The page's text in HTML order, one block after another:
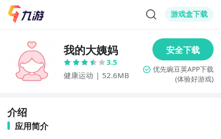
游戏盒下载
我的大姨妈
3.5
健康运动 | 52.6MB (体验好游戏)
介绍
应用简介